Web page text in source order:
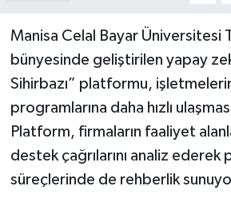
Manisa Celal Bayar Üniversitesi
bünyesinde geliştirilen yapay
Sihirbazı” platformu,
programlarına daha hızlı
Platform, firmaların faaliyet
destek çağrılarını analiz ederek
süreçlerinde de rehberlik